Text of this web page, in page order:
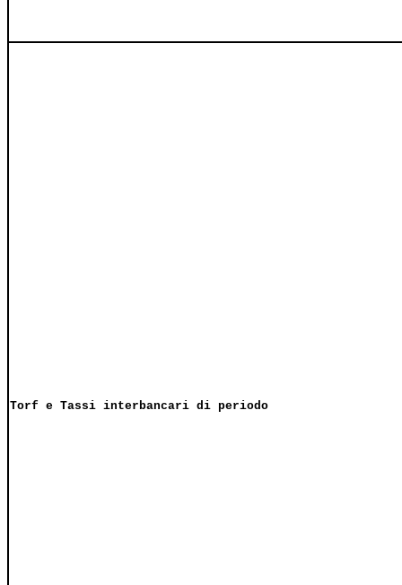
Torf e Tassi interbancari di periodo